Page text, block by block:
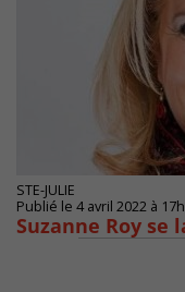
STE-JULIE
Publié le 4 avril 2022 à
Suzanne Roy